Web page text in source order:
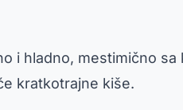
i hladno, mestimično
kratkotrajne kiše.